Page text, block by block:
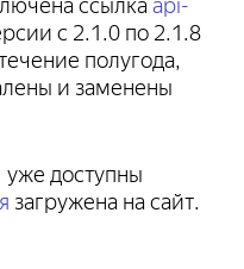
c 2.1.0 по 2.1.8
полугода,
и заменены
доступны
загружена на сайт.